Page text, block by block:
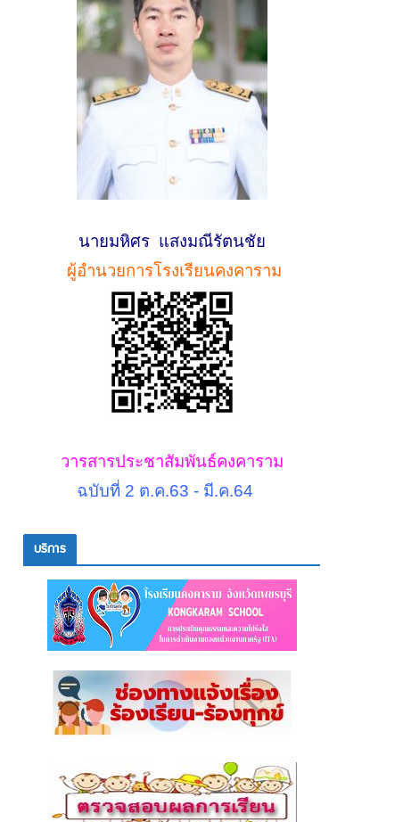
นายมหิศร แสงมณีรัตนชัย
ผู้อำนวยการโรงเรียนคงคาราม
วารสารประชาสัมพันธ์คงคาราม
ฉบับที่ 2 ต.ค.63 - มี.ค.64
บริการ